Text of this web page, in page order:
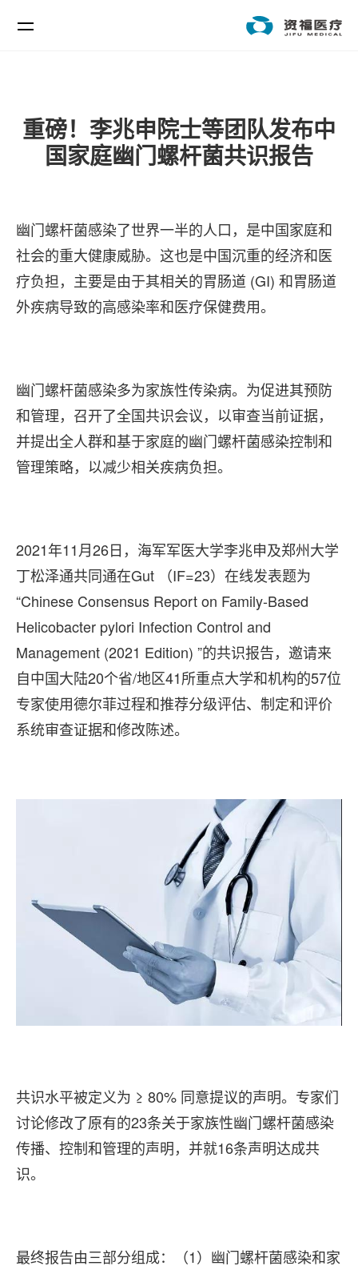
重磅！李兆申院士等团队发布中
国家庭幽门螺杆菌共识报告
幽门螺杆菌感染了世界一半的人口，是中国家庭和
社会的重大健康威胁。这也是中国沉重的经济和医
疗负担，主要是由于其相关的胃肠道 (GI) 和胃肠道
外疾病导致的高感染率和医疗保健费用。
幽门螺杆菌感染多为家族性传染病。为促进其预防
和管理，召开了全国共识会议，以审查当前证据，
并提出全人群和基于家庭的幽门螺杆菌感染控制和
管理策略，以减少相关疾病负担。
2021年11月26日，海军军医大学李兆申及郑州大学
丁松泽通共同通在Gut （IF=23）在线发表题为
“Chinese Consensus Report on Family-Based
Helicobacter pylori Infection Control and
Management (2021 Edition) ”的共识报告，邀请来
自中国大陆20个省/地区41所重点大学和机构的57位
专家使用德尔菲过程和推荐分级评估、制定和评价
系统审查证据和修改陈述。
共识水平被定义为 ≥ 80% 同意提议的声明。专家们
讨论修改了原有的23条关于家族性幽门螺杆菌感染
传播、控制和管理的声明，并就16条声明达成共
识。
最终报告由三部分组成：（1）幽门螺杆菌感染和家